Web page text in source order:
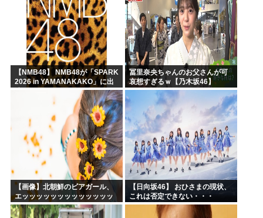
【NMB48】 NMB48が「SPARK
2026 in YAMANAKAKO」に出
冨里奈央ちゃんのお父さんが可
哀想すぎるｗ【乃木坂46】
【画像】北朝鮮のビアガール、
エッッッッッッッッッッッッッ
ッッッッ！
【日向坂46】 おひさまの現状、
これは否定できない・・・